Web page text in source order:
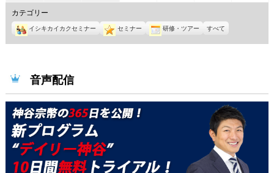
年
8
月
29
8
月
30
8
月
31
月
1
日
月
日
月
日
日
カテゴリー
イシキカイカクセミナー セミナー 研修・ツアー すべて
音声配信